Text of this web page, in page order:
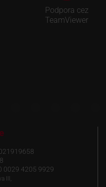
Podpora cez
TeamViewer
0029 4205 9929
III,